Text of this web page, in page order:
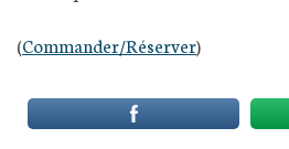
(Commander/Réserver)